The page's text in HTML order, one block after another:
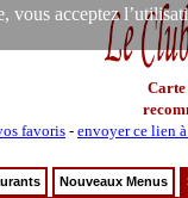
acceptez
Carte
favoris - envoyer ce lien
Nouveaux Menus